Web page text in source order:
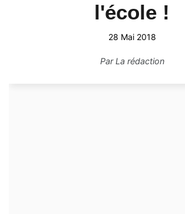
l'école !
28 Mai 2018
ParLa rédaction